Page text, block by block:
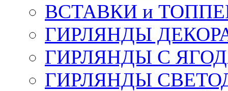
ВСТАВКИ и
ГИРЛЯНДЫ
ГИРЛЯНДЫ С
ГИРЛЯНДЫ